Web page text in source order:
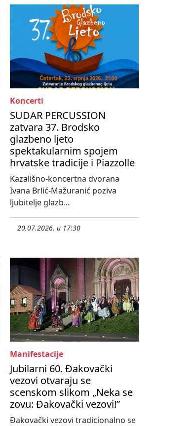
Koncerti
SUDAR PERCUSSION
zatvara 37. Brodsko
glazbeno ljeto
spektakularnim spojem
hrvatske tradicije i Piazzolle
Kazališno-koncertna dvorana
Ivana Brlić-Mažuranić poziva
ljubitelje glazb...
20.07.2026. u 17:30
Manifestacije
Jubilarni 60. Đakovački
vezovi otvaraju se
scenskom slikom „Neka se
zovu: Đakovački vezovi!”
Đakovački vezovi tradicionalno se